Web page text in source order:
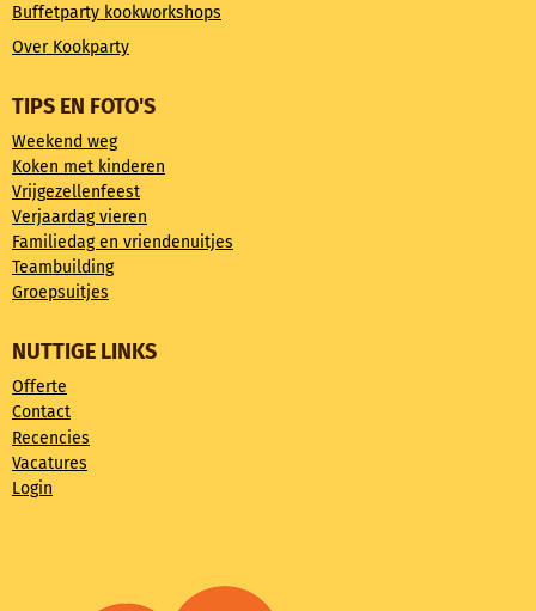
Buffetparty kookworkshops
Over Kookparty
TIPS EN FOTO'S
Weekend weg
Koken met kinderen
Vrijgezellenfeest
Verjaardag vieren
Familiedag en vriendenuitjes
Teambuilding
Groepsuitjes
NUTTIGE LINKS
Offerte
Contact
Recencies
Vacatures
Login